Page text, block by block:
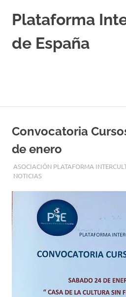
Plataforma
de España
Convocatoria
de enero
13 ENERO, 2026
ASOCIACIÓN PLATAFORMA
NOTICIAS